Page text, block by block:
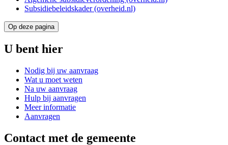
Subsidiebeleidskader (overheid.nl)
Op deze pagina
U bent hier
Nodig bij uw aanvraag
Wat u moet weten
Na uw aanvraag
Hulp bij aanvragen
Meer informatie
Aanvragen
Contact met de gemeente